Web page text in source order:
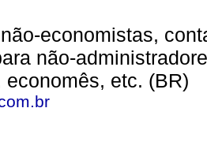
economistas,
não-
etc. (BR)